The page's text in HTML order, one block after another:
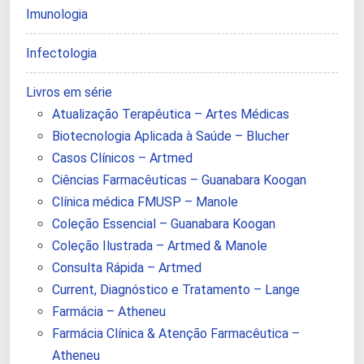
Imunologia
Infectologia
Livros em série
Atualização Terapêutica – Artes Médicas
Biotecnologia Aplicada à Saúde – Blucher
Casos Clínicos – Artmed
Ciências Farmacêuticas – Guanabara Koogan
Clínica médica FMUSP – Manole
Coleção Essencial – Guanabara Koogan
Coleção Ilustrada – Artmed & Manole
Consulta Rápida – Artmed
Current, Diagnóstico e Tratamento – Lange
Farmácia – Atheneu
Farmácia Clínica & Atenção Farmacêutica –
Atheneu